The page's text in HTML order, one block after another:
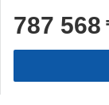
787 568